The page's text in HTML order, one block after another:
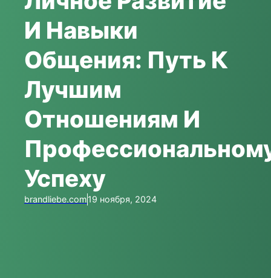
И Навыки
Общения: Путь К
Лучшим
Отношениям И
Успеху
brandliebe.com19 ноября, 2024